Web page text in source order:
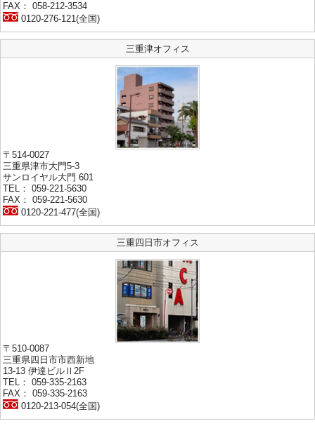
FAX： 058-212-3534
0120-276-121(全国)
三重津オフィス
〒514-0027
三重県津市大門5-3
サンロイヤル大門 601
TEL： 059-221-5630
FAX： 059-221-5630
0120-221-477(全国)
三重四日市オフィス
〒510-0087
三重県四日市市西新地
13-13 伊達ビルⅡ2F
TEL： 059-335-2163
FAX： 059-335-2163
0120-213-054(全国)